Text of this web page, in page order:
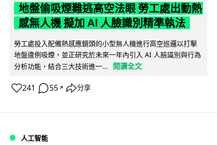
地盤偷吸煙難逃高空法眼 勞工處出動熱
感無人機 擬加 AI 人臉識別精準執法
勞工處投入配備熱感應鏡頭的小型無人機進行高空巡邏以打擊
地盤違例吸煙，並正研究於未來一年內引入 AI 人臉識別與行為
分析功能，結合三大技術進一...
閱讀全文
241 55 ↗ 分享
人工智能